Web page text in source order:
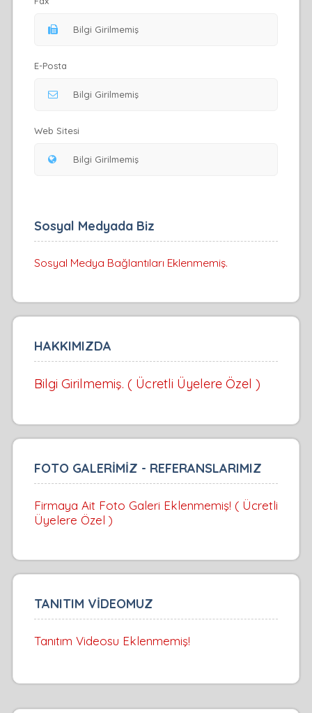
E-Posta
Web Sitesi
Sosyal Medyada Biz
Sosyal Medya Bağlantıları Eklenmemiş.
HAKKIMIZDA
Bilgi Girilmemiş. ( Ücretli Üyelere Özel )
FOTO GALERİMİZ - REFERANSLARIMIZ
Firmaya Ait Foto Galeri Eklenmemiş! ( Ücretli
Üyelere Özel )
TANITIM VİDEOMUZ
Tanıtım Videosu Eklenmemiş!